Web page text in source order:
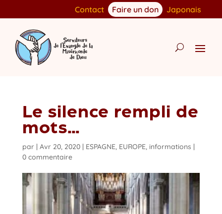
Contact Faire un don Japonais
Le silence rempli de
mots…
par Avr 20, 2020| ESPAGNE, EUROPE, informations
0 commentaire